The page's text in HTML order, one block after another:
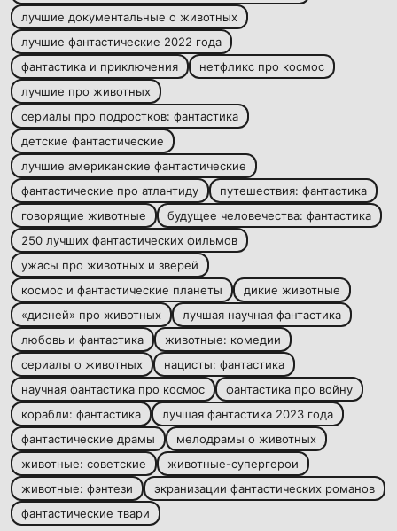
лучшие документальные о животных
лучшие фантастические 2022 года
фантастика и приключения
нетфликс про космос
лучшие про животных
сериалы про подростков: фантастика
детские фантастические
лучшие американские фантастические
фантастические про атлантиду
путешествия: фантастика
говорящие животные
будущее человечества: фантастика
250 лучших фантастических фильмов
ужасы про животных и зверей
космос и фантастические планеты
дикие животные
«дисней» про животных
лучшая научная фантастика
любовь и фантастика
животные: комедии
сериалы о животных
нацисты: фантастика
научная фантастика про космос
фантастика про войну
корабли: фантастика
лучшая фантастика 2023 года
фантастические драмы
мелодрамы о животных
животные: советские
животные-супергерои
животные: фэнтези
экранизации фантастических романов
фантастические твари